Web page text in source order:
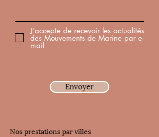
J'accepte de recevoir les actualités
des Mouvements de Marine par e-
mail
Envoyer
Nos prestations par villes